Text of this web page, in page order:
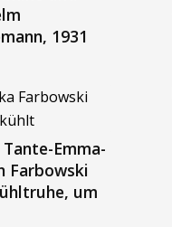
1931
Emma-
Farbowski
um